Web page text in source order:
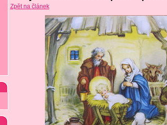
Zpět na článek